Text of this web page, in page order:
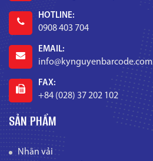
HOTLINE:
0908 403 704
EMAIL:
info@kynguyenbarcode.com
FAX:
+84 (028) 37 202 102
SẢN PHẨM
Nhãn vải